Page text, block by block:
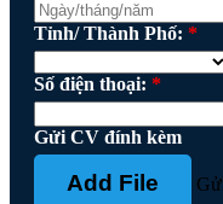
Tỉnh/ Thành Phố: *
Số điện thoại: *
Gửi CV đính kèm
Add File